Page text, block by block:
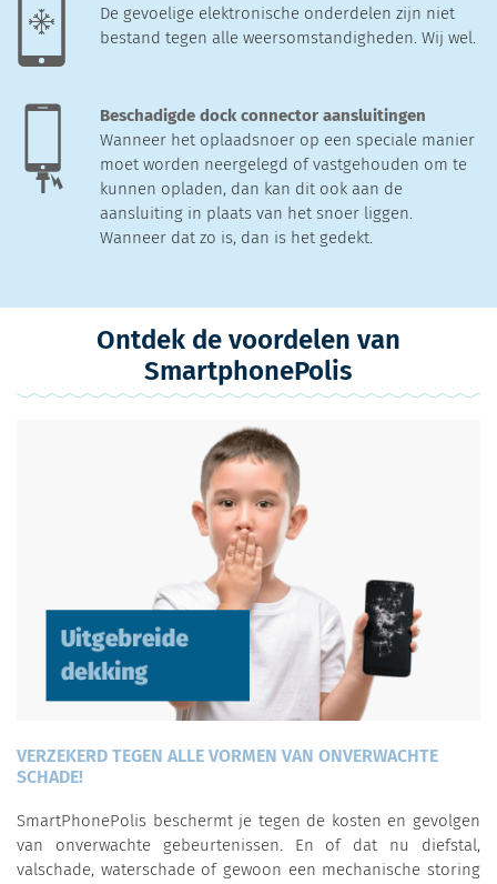
De gevoelige elektronische onderdelen zijn niet
bestand tegen alle weersomstandigheden. Wij wel.
Beschadigde dock connector aansluitingen
Wanneer het oplaadsnoer op een speciale manier
moet worden neergelegd of vastgehouden om te
kunnen opladen, dan kan dit ook aan de
aansluiting in plaats van het snoer liggen.
Wanneer dat zo is, dan is het gedekt.
Ontdek de voordelen van
SmartphonePolis
VERZEKERD TEGEN ALLE VORMEN VAN ONVERWACHTE
SCHADE!
SmartPhonePolis beschermt je tegen de kosten en gevolgen
van onverwachte gebeurtenissen. En of dat nu diefstal,
valschade, waterschade of gewoon een mechanische storing